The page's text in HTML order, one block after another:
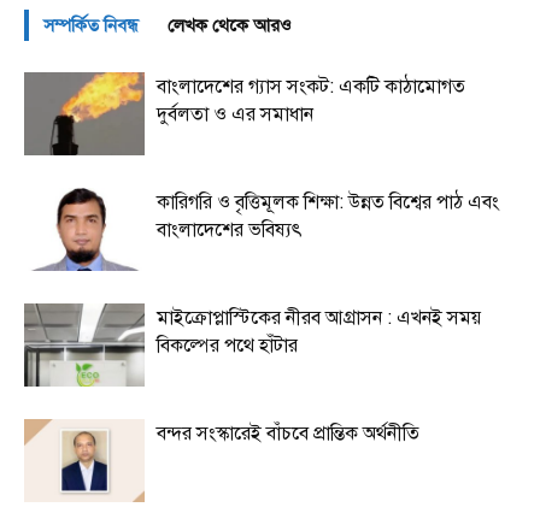
সম্পর্কিত নিবন্ধ লেখক থেকে আরও
বাংলাদেশের গ্যাস সংকট: একটি কাঠামোগত
দুর্বলতা ও এর সমাধান
কারিগরি ও বৃত্তিমূলক শিক্ষা: উন্নত বিশ্বের পাঠ এবং
বাংলাদেশের ভবিষ্যৎ
মাইক্রোপ্লাস্টিকের নীরব আগ্রাসন : এখনই সময়
বিকল্পের পথে হাঁটার
বন্দর সংস্কারেই বাঁচবে প্রান্তিক অর্থনীতি